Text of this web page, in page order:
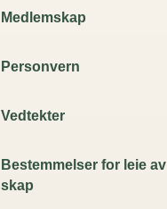
Medlemskap
Personvern
Vedtekter
Bestemmelser for leie av
skap